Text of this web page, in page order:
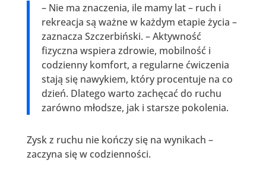
– Nie ma znaczenia, ile mamy lat – ruch i
rekreacja są ważne w każdym etapie życia –
zaznacza Szczerbiński. – Aktywność
fizyczna wspiera zdrowie, mobilność i
codzienny komfort, a regularne ćwiczenia
stają się nawykiem, który procentuje na co
dzień. Dlatego warto zachęcać do ruchu
zarówno młodsze, jak i starsze pokolenia.
Zysk z ruchu nie kończy się na wynikach –
zaczyna się w codzienności.